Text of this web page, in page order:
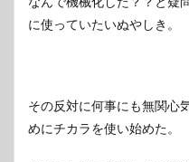
なんで機械化した？？と疑
に使っていたいぬやしき。
その反対に何事にも無関心
めにチカラを使い始めた。